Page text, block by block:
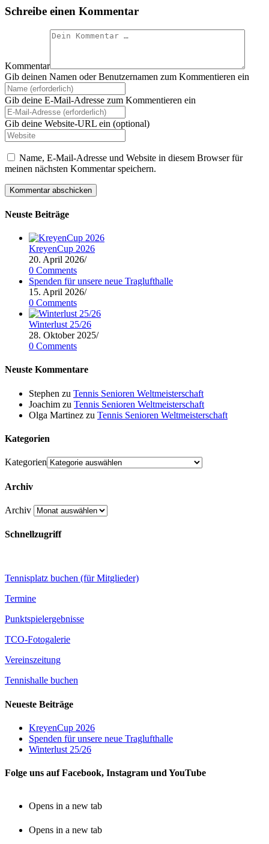
Schreibe einen Kommentar
Kommentar
Gib deinen Namen oder Benutzernamen zum Kommentieren ein
Gib deine E-Mail-Adresse zum Kommentieren ein
Gib deine Website-URL ein (optional)
Name, E-Mail-Adresse und Website in diesem Browser für
meinen nächsten Kommentar speichern.
Neuste Beiträge
KreyenCup 2026
20. April 2026/
0 Comments
Spenden für unsere neue Traglufthalle
15. April 2026/
0 Comments
Winterlust 25/26
28. Oktober 2025/
0 Comments
Neuste Kommentare
Stephen zu Tennis Senioren Weltmeisterschaft
Joachim zu Tennis Senioren Weltmeisterschaft
Olga Martinez zu Tennis Senioren Weltmeisterschaft
Kategorien
Kategorien
Archiv
Archiv
Schnellzugriff
Tennisplatz buchen (für Mitglieder)
Termine
Punktspielergebnisse
TCO-Fotogalerie
Vereinszeitung
Tennishalle buchen
Neueste Beiträge
KreyenCup 2026
Spenden für unsere neue Traglufthalle
Winterlust 25/26
Folge uns auf Facebook, Instagram und YouTube
Opens in a new tab
Opens in a new tab